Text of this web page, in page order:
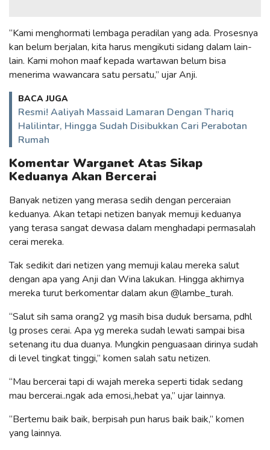
“Kami menghormati lembaga peradilan yang ada. Prosesnya
kan belum berjalan, kita harus mengikuti sidang dalam lain-
lain. Kami mohon maaf kepada wartawan belum bisa
menerima wawancara satu persatu,” ujar Anji.
BACA JUGA
Resmi! Aaliyah Massaid Lamaran Dengan Thariq
Halilintar, Hingga Sudah Disibukkan Cari Perabotan
Rumah
Komentar Warganet Atas Sikap
Keduanya Akan Bercerai
Banyak netizen yang merasa sedih dengan perceraian
keduanya. Akan tetapi netizen banyak memuji keduanya
yang terasa sangat dewasa dalam menghadapi permasalah
cerai mereka.
Tak sedikit dari netizen yang memuji kalau mereka salut
dengan apa yang Anji dan Wina lakukan. Hingga akhirnya
mereka turut berkomentar dalam akun @lambe_turah.
“Salut sih sama orang2 yg masih bisa duduk bersama, pdhl
lg proses cerai. Apa yg mereka sudah lewati sampai bisa
setenang itu dua duanya. Mungkin penguasaan dirinya sudah
di level tingkat tinggi,” komen salah satu netizen.
“Mau bercerai tapi di wajah mereka seperti tidak sedang
mau bercerai..ngak ada emosi,,hebat ya,” ujar lainnya.
“Bertemu baik baik, berpisah pun harus baik baik,” komen
yang lainnya.